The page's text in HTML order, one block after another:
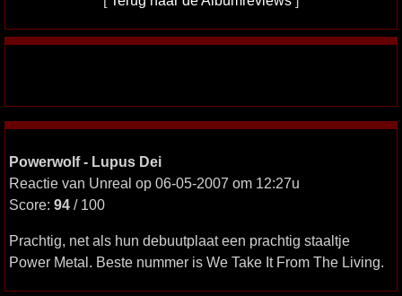
Powerwolf - Lupus Dei
Reactie van Unreal op 06-05-2007 om 12:27u
Score: 94 / 100
Prachtig, net als hun debuutplaat een prachtig staaltje
Power Metal. Beste nummer is We Take It From The Living.